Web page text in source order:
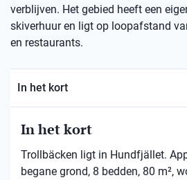
verblijven. Het gebied heeft een
skiverhuur en ligt op loopafstand
en restaurants.
In het kort
In het kort
Trollbäcken ligt in Hundfjället.
begane grond, 8 bedden, 80 m²,